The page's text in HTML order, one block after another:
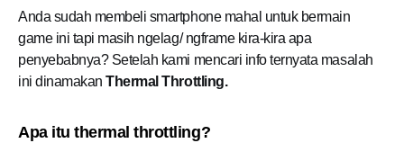
Anda sudah membeli smartphone mahal untuk bermain
game ini tapi masih ngelag/ ngframe kira-kira apa
penyebabnya? Setelah kami mencari info ternyata masalah
ini dinamakanThermal Throttling.
Apa itu thermal throttling?